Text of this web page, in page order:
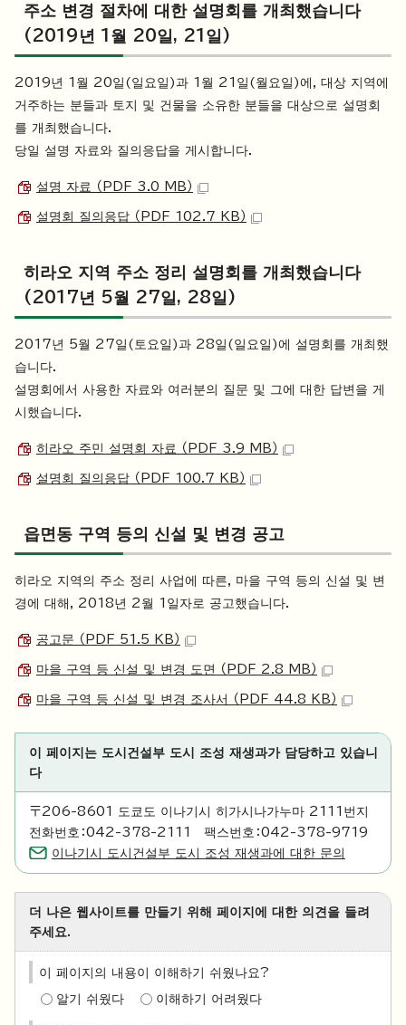
주소 변경 절차에 대한 설명회를 개최했습니다
(2019년 1월 20일, 21일)
2019년 1월 20일(일요일)과 1월 21일(월요일)에, 대상 지역에
거주하는 분들과 토지 및 건물을 소유한 분들을 대상으로 설명회
를 개최했습니다.
당일 설명 자료와 질의응답을 게시합니다.
설명 자료 （PDF 3.0 MB）
설명회 질의응답 （PDF 102.7 KB）
히라오 지역 주소 정리 설명회를 개최했습니다
(2017년 5월 27일, 28일)
2017년 5월 27일(토요일)과 28일(일요일)에 설명회를 개최했
습니다.
설명회에서 사용한 자료와 여러분의 질문 및 그에 대한 답변을 게
시했습니다.
히라오 주민 설명회 자료 （PDF 3.9 MB）
설명회 질의응답 （PDF 100.7 KB）
읍면동 구역 등의 신설 및 변경 공고
히라오 지역의 주소 정리 사업에 따른, 마을 구역 등의 신설 및 변
경에 대해, 2018년 2월 1일자로 공고했습니다.
공고문 （PDF 51.5 KB）
마을 구역 등 신설 및 변경 도면 （PDF 2.8 MB）
마을 구역 등 신설 및 변경 조사서 （PDF 44.8 KB）
이 페이지는 도시건설부 도시 조성 재생과가 담당하고 있습니
다
〒206-8601 도쿄도 이나기시 히가시나가누마 2111번지
전화번호：042-378-2111 팩스번호：042-378-9719
이나기시 도시건설부 도시 조성 재생과에 대한 문의
더 나은 웹사이트를 만들기 위해 페이지에 대한 의견을 들려
주세요.
이 페이지의 내용이 이해하기 쉬웠나요?
알기 쉬웠다 이해하기 어려웠다